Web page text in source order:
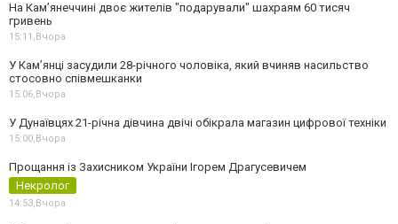
На Камʼянеччині двоє жителів "подарували" шахраям 60 тисяч
гривень
15:11, Вчора
У Камʼянці засудили 28-річного чоловіка, який вчиняв насильство
стосовно співмешканки
15:06, Вчора
У Дунаївцях 21-річна дівчина двічі обікрала магазин цифрової техніки
15:00, Вчора
Прощання із Захисником України Ігорем Драгусевичем
Некролог
14:53, Вчора